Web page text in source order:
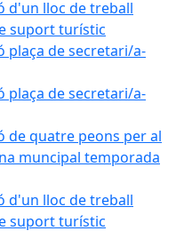
d'un lloc de treball
suport turístic
plaça de secretari/a-
plaça de secretari/a-
de quatre peons per al
muncipal temporada
d'un lloc de treball
suport turístic